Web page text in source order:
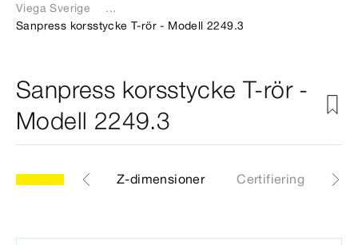
Viega Sverige
...
Sanpress korsstycke T-rör - Modell 2249.3
Sanpress korsstycke T-rör -
Modell 2249.3
CAD-filer Z-dimensioner Certifiering